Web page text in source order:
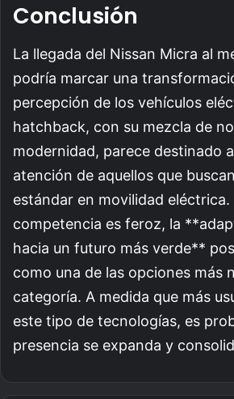
Conclusión
La llegada del Nissan Micra al
podría marcar una
percepción de los vehículos
hatchback, con su mezcla de
modernidad, parece destinado
atención de aquellos que
estándar en movilidad eléctrica.
competencia es feroz, la
hacia un futuro más verde**
como una de las opciones más
categoría. A medida que más
este tipo de tecnologías, es
presencia se expanda y